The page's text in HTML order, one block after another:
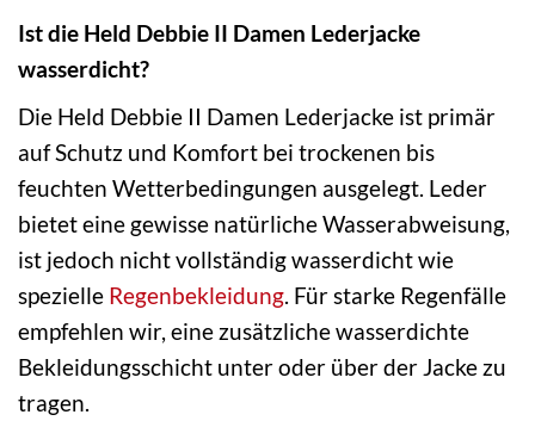
Ist die Held Debbie II Damen Lederjacke
wasserdicht?
Die Held Debbie II Damen Lederjacke ist primär
auf Schutz und Komfort bei trockenen bis
feuchten Wetterbedingungen ausgelegt. Leder
bietet eine gewisse natürliche Wasserabweisung,
ist jedoch nicht vollständig wasserdicht wie
spezielle Regenbekleidung. Für starke Regenfälle
empfehlen wir, eine zusätzliche wasserdichte
Bekleidungsschicht unter oder über der Jacke zu
tragen.